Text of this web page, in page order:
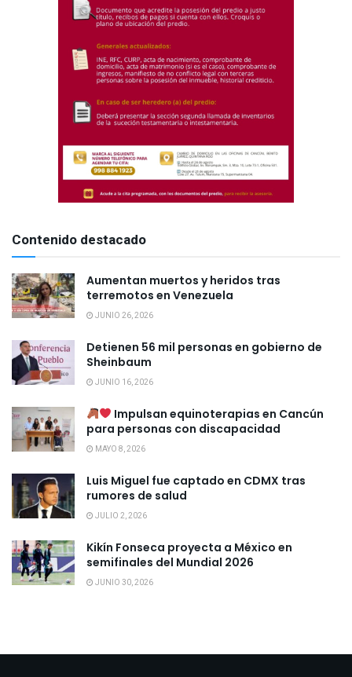
Contenido destacado
Aumentan muertos y heridos tras
terremotos en Venezuela
JUNIO 26, 2026
Detienen 56 mil personas en gobierno de
Sheinbaum
JUNIO 16, 2026
Impulsan equinoterapias en Cancún
para personas con discapacidad
MAYO 8, 2026
Luis Miguel fue captado en CDMX tras
rumores de salud
JULIO 2, 2026
Kikín Fonseca proyecta a México en
semifinales del Mundial 2026
JUNIO 30, 2026